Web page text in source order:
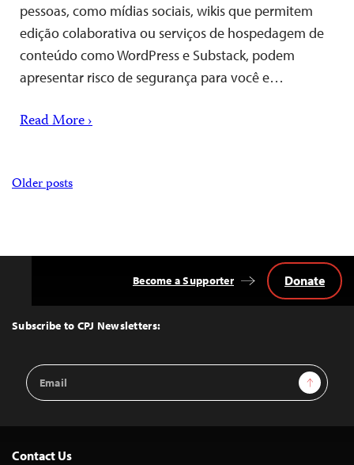
pessoas, como mídias sociais, wikis que permitem
edição colaborativa ou serviços de hospedagem de
conteúdo como WordPress e Substack, podem
apresentar risco de segurança para você e…
Read More ›
Posts
Older posts
Top
Subscribe to CPJ Newsletters:
Email
Address
Sign Up
Become a Supporter Donate
Contact Us